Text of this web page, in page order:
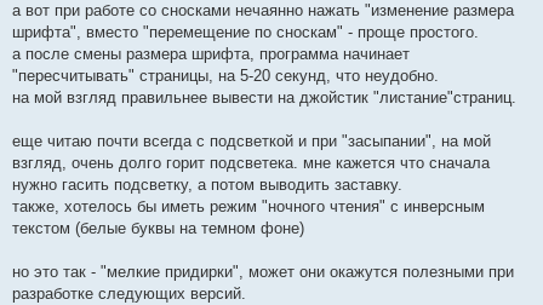
а вот при работе со сносками нечаянно нажать "изменение размера
шрифта", вместо "перемещение по сноскам" - проще простого.
а после смены размера шрифта, программа начинает
"пересчитывать" страницы, на 5-20 секунд, что неудобно.
на мой взгляд правильнее вывести на джойстик "листание"страниц.
еще читаю почти всегда с подсветкой и при "засыпании", на мой
взгляд, очень долго горит подсветека. мне кажется что сначала
нужно гасить подсветку, а потом выводить заставку.
также, хотелось бы иметь режим "ночного чтения" с инверсным
текстом (белые буквы на темном фоне)
но это так - "мелкие придирки", может они окажутся полезными при
разработке следующих версий.